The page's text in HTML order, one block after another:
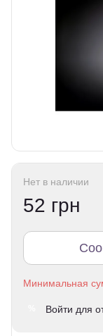
Нет в наличии
52 грн
Войти для